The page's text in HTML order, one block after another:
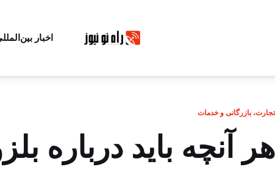
اخبار
تجارت، بازرگانی و خدمات
هر آنچه باید درباره